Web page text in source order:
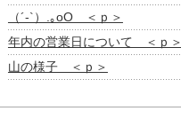
（´-`）.｡oO ＜ｐ＞
年内の営業日について ＜ｐ＞
山の様子 ＜ｐ＞